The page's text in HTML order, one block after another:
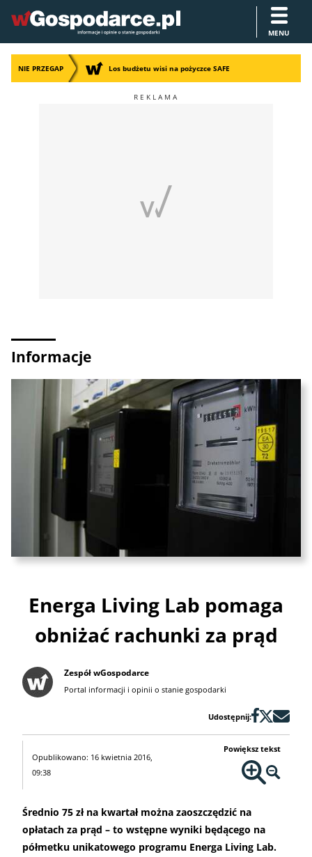
MENU
NIE PRZEGAP Los budżetu wisi na pożyczce SAFE
Informacje
Energa Living Lab pomaga
obniżać rachunki za prąd
Zespół wGospodarce
Portal informacji i opinii o stanie gospodarki
Udostępnij:
Opublikowano: 16 kwietnia 2016,
09:38
Powiększ tekst
Średnio 75 zł na kwartał można zaoszczędzić na
opłatach za prąd – to wstępne wyniki będącego na
półmetku unikatowego programu Energa Living Lab.